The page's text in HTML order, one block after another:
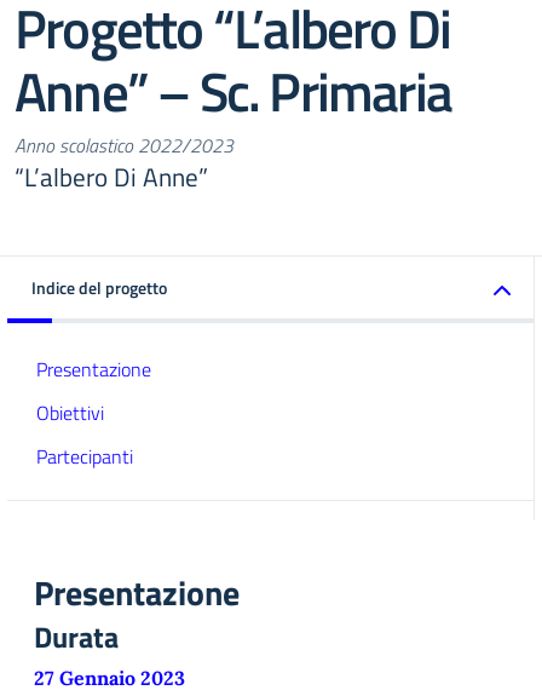
Progetto “L’albero Di
Anne” – Sc. Primaria
Anno scolastico 2022/2023
“L’albero Di Anne”
Indice del progetto
Presentazione
Obiettivi
Partecipanti
Presentazione
Durata
27 Gennaio 2023